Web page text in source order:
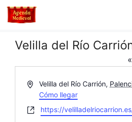
Saltar
Velilla del Río
D
r
e
Velilla del Río Carrión,
Cómo llegar
W
https://